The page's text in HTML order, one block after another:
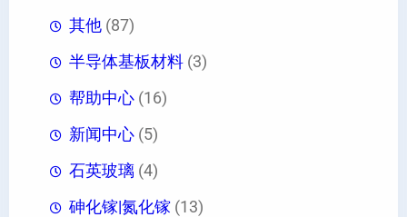
其他 (87)
半导体基板材料 (3)
帮助中心 (16)
新闻中心 (5)
石英玻璃 (4)
砷化镓|氮化镓 (13)